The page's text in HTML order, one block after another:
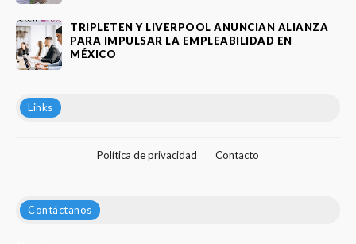
TRIPLETEN Y LIVERPOOL ANUNCIAN ALIANZA
PARA IMPULSAR LA EMPLEABILIDAD EN
MÉXICO
Links
Política de privacidad Contacto
Contáctanos